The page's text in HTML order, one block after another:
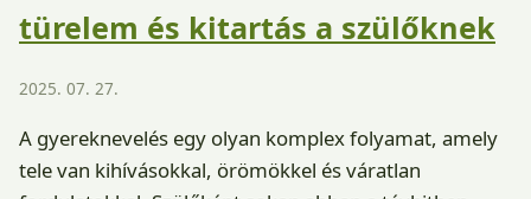
türelem és kitartás a szülőknek
2025. 07. 27.
A gyereknevelés egy olyan komplex folyamat, amely
tele van kihívásokkal, örömökkel és váratlan